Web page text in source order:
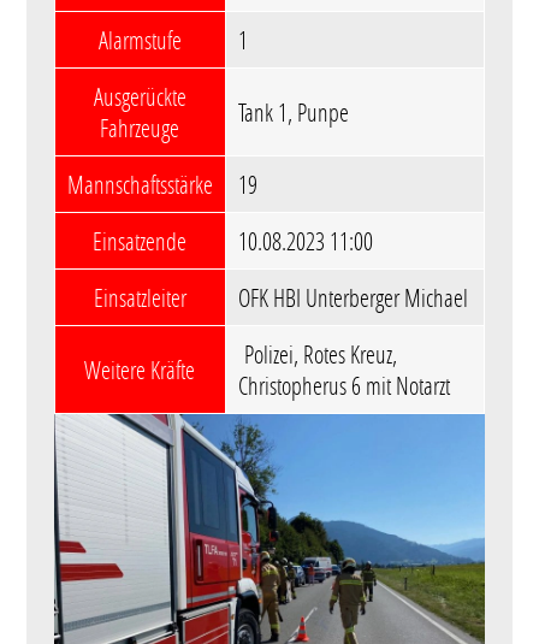
Alarmstufe
1
Ausgerückte
Fahrzeuge
Tank 1, Punpe
Mannschaftsstärke
19
Einsatzende
10.08.2023 11:00
Einsatzleiter
OFK HBI Unterberger Michael
Weitere Kräfte
Polizei, Rotes Kreuz,
Christopherus 6 mit Notarzt